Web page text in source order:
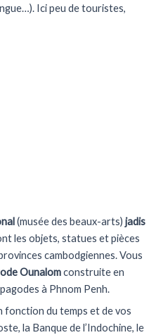
Ici peu de touristes,
(musée des beaux-arts) jadis
les objets, statues et pièces
cambodgiennes. Vous
Ounalomconstruite en
à Phnom Penh.
fonction du temps et de vos
la Banque de l’Indochine, le